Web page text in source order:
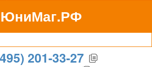
ЮниМаг.РФ
для бизнеса
201-33-27